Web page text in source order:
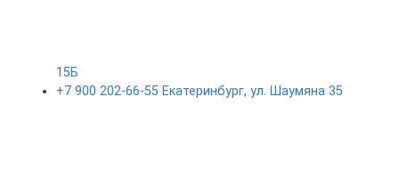
15Б
+7 900 202-66-55 Екатеринбург, ул. Шаумяна 35